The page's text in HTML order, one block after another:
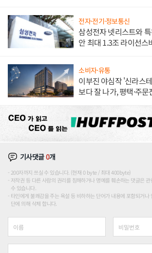
전자·전기·정보통신
삼성전자 넷리스트와
안 최대 1.3조 라이선스
소비자·유통
이부진 야심작 '신라스
보다 잘 나가, 평택·주문
기사댓글0개
200자까지 쓰실 수 있습니다. (현재 0 byte / 최대 400byte)
저작권 등 다른 사람의 권리를 침해하거나 명예를 훼손하는 댓글은
수 있습니다.
타인에게 불쾌감을 주는 욕설 등 비하하는 단어가 내용에 포함되거나
단에 의해 삭제 합니다.